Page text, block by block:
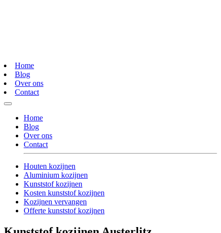
Home
Blog
Over ons
Contact
Home
Blog
Over ons
Contact
Houten kozijnen
Aluminium kozijnen
Kunststof kozijnen
Kosten kunststof kozijnen
Kozijnen vervangen
Offerte kunststof kozijnen